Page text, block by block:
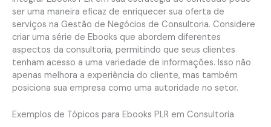
ser uma maneira eficaz de enriquecer sua oferta de
serviços na Gestão de Negócios de Consultoria. Considere
criar uma série de Ebooks que abordem diferentes
aspectos da consultoria, permitindo que seus clientes
tenham acesso a uma variedade de informações. Isso não
apenas melhora a experiência do cliente, mas também
posiciona sua empresa como uma autoridade no setor.
Exemplos de Tópicos para Ebooks PLR em Consultoria